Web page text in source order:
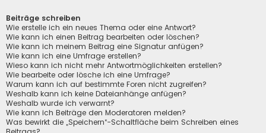
Beiträge schreiben
Wie erstelle ich ein neues Thema oder eine Antwort?
Wie kann ich einen Beitrag bearbeiten oder löschen?
Wie kann ich meinem Beitrag eine Signatur anfügen?
Wie kann ich eine Umfrage erstellen?
Wieso kann ich nicht mehr Antwortmöglichkeiten erstellen?
Wie bearbeite oder lösche ich eine Umfrage?
Warum kann ich auf bestimmte Foren nicht zugreifen?
Weshalb kann ich keine Dateianhänge anfügen?
Weshalb wurde ich verwarnt?
Wie kann ich Beiträge den Moderatoren melden?
Was bewirkt die „Speichern“-Schaltfläche beim Schreiben eines